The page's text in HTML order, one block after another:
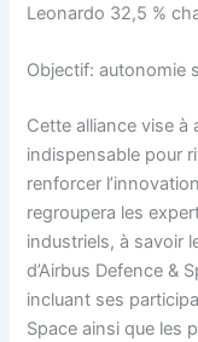
Leonardo 32,5 %
Objectif: autonomie
Cette alliance vise à
indispensable pour
renforcer
regroupera les
industriels, à savoir
d’Airbus Defence &
incluant ses
Space ainsi que les